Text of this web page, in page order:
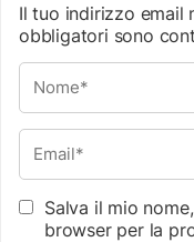
Il tuo indirizzo email
obbligatori sono
Salva il mio
browser per la